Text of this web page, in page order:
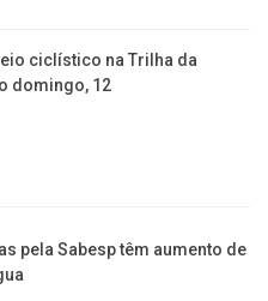
ciclístico na Trilha da
domingo, 12
pela Sabesp têm aumento de